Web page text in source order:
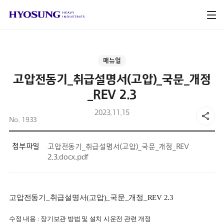
매뉴얼
고압전동기_취급설명서(고압)_국문_개정
_REV 2.3
2023.11.15
No. 1933
첨부파일
고압전동기_취급설명서(고압)_국문_개정_REV
2.3.docx.pdf
고압전동기_취급설명서(고압)_국문_개정_REV 2.3
수정 내용 : 장기보관 방법 및 설치 시운전 관련 개정